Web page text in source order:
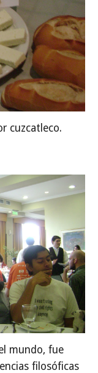
cuzcatleco.
mundo, fue
filosóficas